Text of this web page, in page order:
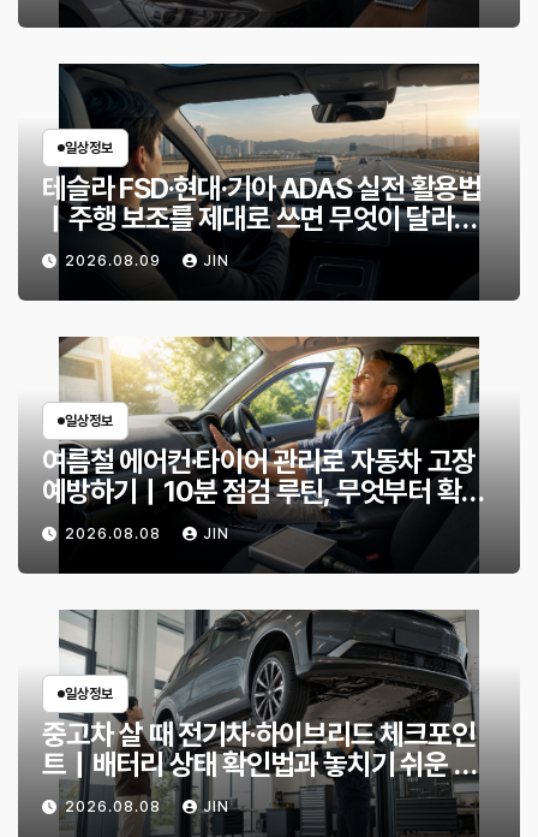
일상정보
테슬라 FSD·현대·기아 ADAS 실전 활용법
｜주행 보조를 제대로 쓰면 무엇이 달라질
까?2026.08.09 JIN
일상정보
여름철 에어컨·타이어 관리로 자동차 고장
예방하기｜10분 점검 루틴, 무엇부터 확인
할까?
2026.08.08 JIN
일상정보
중고차 살 때 전기차·하이브리드 체크포인
트｜배터리 상태 확인법과 놓치기 쉬운 위
험 신호
2026.08.08 JIN